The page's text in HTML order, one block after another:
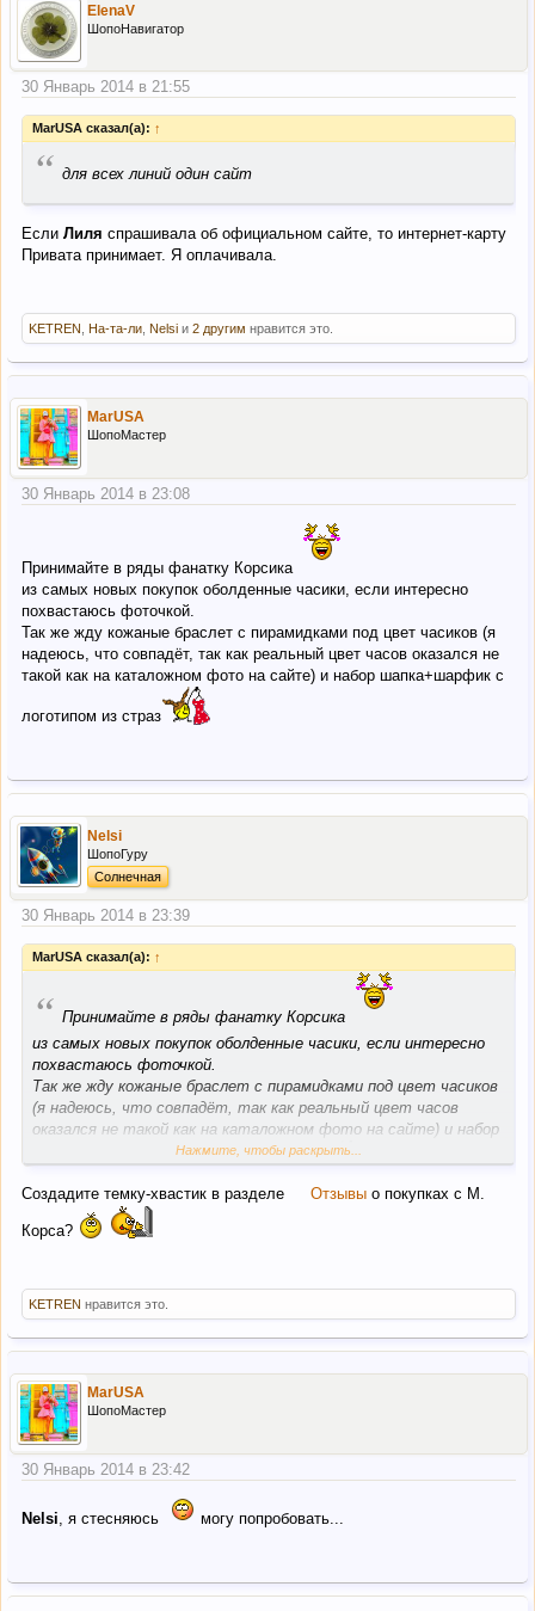
ElenaV
ШопоНавигатор
30 Январь 2014 в 21:55
MarUSA сказал(а): ↑
“ для всех линий один сайт
Если Лиля спрашивала об официальном сайте, то интернет-карту
Привата принимает. Я оплачивала.
KETREN На-та-ли Nelsi и 2 другим нравится это.
MarUSA
ШопоМастер
30 Январь 2014 в 23:08
Принимайте в ряды фанатку Корсика
из самых новых покупок оболденные часики, если интересно
похвастаюсь фоточкой.
Так же жду кожаные браслет с пирамидками под цвет часиков (я
надеюсь, что совпадёт, так как реальный цвет часов оказался не
такой как на каталожном фото на сайте) и набор шапка+шарфик с
логотипом из страз
Nelsi
ШопоГуру
Солнечная
30 Январь 2014 в 23:39
MarUSA сказал(а): ↑
“ Принимайте в ряды фанатку Корсика
из самых новых покупок оболденные часики, если интересно
похвастаюсь фоточкой.
Так же жду кожаные браслет с пирамидками под цвет часиков
(я надеюсь, что совпадёт, так как реальный цвет часов
оказался не такой как на каталожном фото на сайте) и набор
шапка+шарфик с логотипом из страз
Нажмите, чтобы раскрыть...
Создадите темку-хвастик в разделе Отзывы о покупках с М.
Корса?
KETREN нравится это.
MarUSA
ШопоМастер
30 Январь 2014 в 23:42
Nelsi , я стесняюсь могу попробовать...